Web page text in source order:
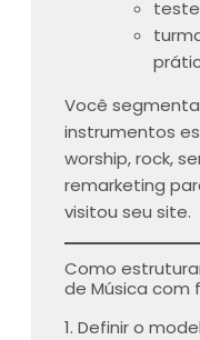
Você
instrumentos
worship, rock,
remarketing
visitou seu site.
Como
de Música com
1. Definir o